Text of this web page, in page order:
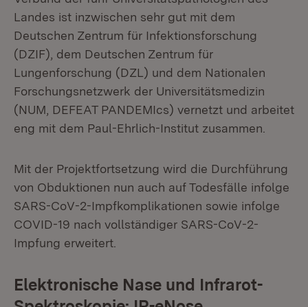
Landes ist inzwischen sehr gut mit dem
Deutschen Zentrum für Infektionsforschung
(DZIF), dem Deutschen Zentrum für
Lungenforschung (DZL) und dem Nationalen
Forschungsnetzwerk der Universitätsmedizin
(NUM, DEFEAT PANDEMIcs) vernetzt und arbeitet
eng mit dem Paul-Ehrlich-Institut zusammen.
Mit der Projektfortsetzung wird die Durchführung
von Obduktionen nun auch auf Todesfälle infolge
SARS-CoV-2-Impfkomplikationen sowie infolge
COVID-19 nach vollständiger SARS-CoV-2-
Impfung erweitert.
Elektronische Nase und Infrarot-